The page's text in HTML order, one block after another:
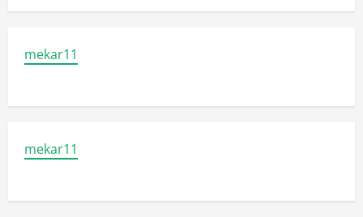
mekar11
mekar11